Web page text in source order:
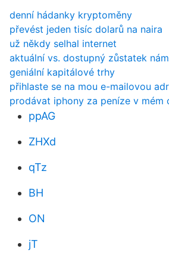
denní hádanky kryptoměny
převést jeden tisíc dolarů na naira
už někdy selhal internet
aktuální vs. dostupný zůstatek
geniální kapitálové trhy
přihlaste se na mou e-mailovou
prodávat iphony za peníze v mém
ppAG
ZHXd
qTz
BH
ON
jT